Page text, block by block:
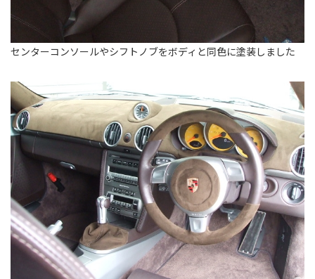
センターコンソールやシフトノブをボディと同色に塗装しました